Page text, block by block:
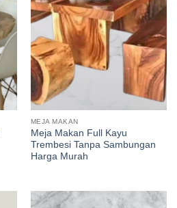
MEJA MAKAN
Meja Makan Full Kayu
Trembesi Tanpa Sambungan
Harga Murah